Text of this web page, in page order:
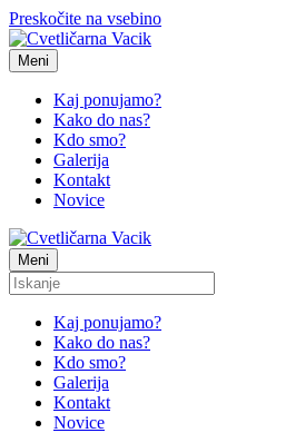
Preskočite na vsebino
Meni
Kaj ponujamo?
Kako do nas?
Kdo smo?
Galerija
Kontakt
Novice
Meni
Kaj ponujamo?
Kako do nas?
Kdo smo?
Galerija
Kontakt
Novice